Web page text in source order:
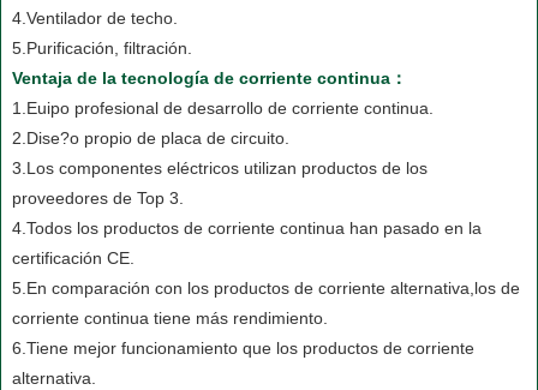
4.Ventilador de techo.
5.Purificación, filtración.
Ventaja de la tecnología de corriente continua：
1.Euipo profesional de desarrollo de corriente continua.
2.Dise?o propio de placa de circuito.
3.Los componentes eléctricos utilizan productos de los
proveedores de Top 3.
4.Todos los productos de corriente continua han pasado en la
certificación CE.
5.En comparación con los productos de corriente alternativa,los de
corriente continua tiene más rendimiento.
6.Tiene mejor funcionamiento que los productos de corriente
alternativa.